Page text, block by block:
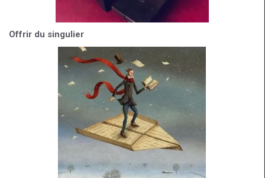
Offrir du singulier